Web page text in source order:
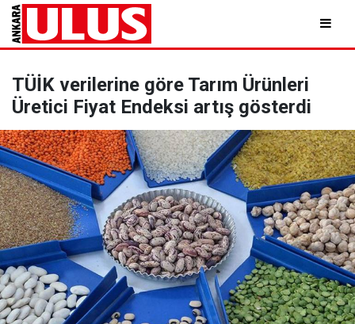
TÜİK verilerine göre Tarım Ürünleri
Üretici Fiyat Endeksi artış gösterdi